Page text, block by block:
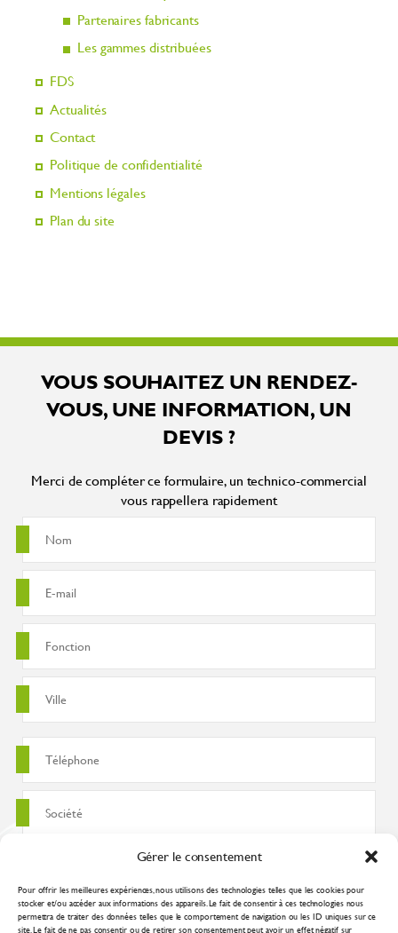
Gérer le consentement
Pour offrir les meilleures expériences, nous utilisons des technologies telles que les cookies pour
stocker et/ou accéder aux informations des appareils. Le fait de consentir à ces technologies nous
permettra de traiter des données telles que le comportement de navigation ou les ID uniques sur ce
site. Le fait de ne pas consentir ou de retirer son consentement peut avoir un effet négatif sur
Partenaires fabricants
Les gammes distribuées
FDS
Actualités
Contact
Politique de confidentialité
Mentions légales
Plan du site
VOUS SOUHAITEZ UN RENDEZ-
VOUS, UNE INFORMATION, UN
DEVIS ?
Merci de compléter ce formulaire, un technico-commercial
vous rappellera rapidement